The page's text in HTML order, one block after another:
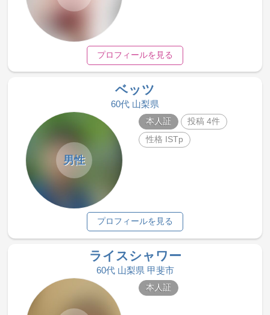
プロフィールを見る
ベッツ
60代 山梨県
男性
本人証
投稿 4件
性格 ISTp
プロフィールを見る
ライスシャワー
60代 山梨県 甲斐市
本人証